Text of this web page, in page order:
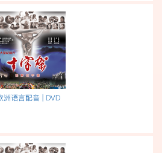
语言配音 | DVD